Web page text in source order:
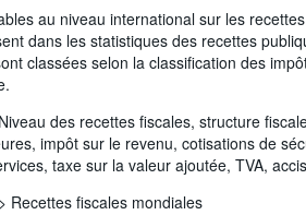
au niveau international sur les
dans les statistiques des recettes
classées selon la classification des
des recettes fiscales, structure
impôt sur le revenu, cotisations de
taxe sur la valeur ajoutée, TVA,
Recettes fiscales mondiales